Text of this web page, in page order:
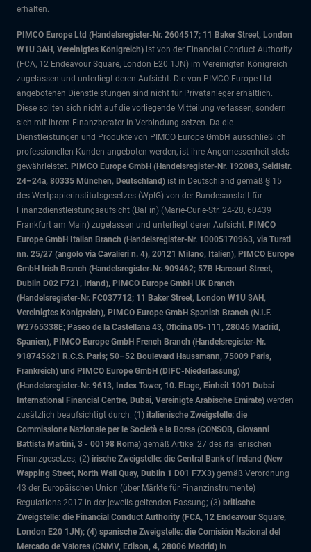
erhalten.
PIMCO Europe Ltd (Handelsregister-Nr. 2604517; 11 Baker Street, London
W1U 3AH, Vereinigtes Königreich) ist von der Financial Conduct Authority
(FCA, 12 Endeavour Square, London E20 1JN) im Vereinigten Königreich
zugelassen und unterliegt deren Aufsicht. Die von PIMCO Europe Ltd
angebotenen Dienstleistungen sind nicht für Privatanleger erhältlich.
Diese sollten sich nicht auf die vorliegende Mitteilung verlassen, sondern
sich mit ihrem Finanzberater in Verbindung setzen. Da die
Dienstleistungen und Produkte von PIMCO Europe GmbH ausschließlich
professionellen Kunden angeboten werden, ist ihre Angemessenheit stets
gewährleistet. PIMCO Europe GmbH (Handelsregister-Nr. 192083, Seidlstr.
24–24a, 80335 München, Deutschland) ist in Deutschland gemäß § 15
des Wertpapierinstitutsgesetzes (WpIG) von der Bundesanstalt für
Finanzdienstleistungsaufsicht (BaFin) (Marie-Curie-Str. 24-28, 60439
Frankfurt am Main) zugelassen und unterliegt deren Aufsicht. PIMCO
Europe GmbH Italian Branch (Handelsregister-Nr. 10005170963, via Turati
nn. 25/27 (angolo via Cavalieri n. 4), 20121 Milano, Italien), PIMCO Europe
GmbH Irish Branch (Handelsregister-Nr. 909462; 57B Harcourt Street,
Dublin D02 F721, Irland), PIMCO Europe GmbH UK Branch
(Handelsregister-Nr. FC037712; 11 Baker Street, London W1U 3AH,
Vereinigtes Königreich), PIMCO Europe GmbH Spanish Branch (N.I.F.
W2765338E; Paseo de la Castellana 43, Oficina 05-111, 28046 Madrid,
Spanien), PIMCO Europe GmbH French Branch (Handelsregister-Nr.
918745621 R.C.S. Paris; 50–52 Boulevard Haussmann, 75009 Paris,
Frankreich) und PIMCO Europe GmbH (DIFC-Niederlassung)
(Handelsregister-Nr. 9613, Index Tower, 10. Etage, Einheit 1001 Dubai
International Financial Centre, Dubai, Vereinigte Arabische Emirate) werden
zusätzlich beaufsichtigt durch: (1) italienische Zweigstelle: die
Commissione Nazionale per le Società e la Borsa (CONSOB, Giovanni
Battista Martini, 3 - 00198 Roma) gemäß Artikel 27 des italienischen
Finanzgesetzes; (2) irische Zweigstelle: die Central Bank of Ireland (New
Wapping Street, North Wall Quay, Dublin 1 D01 F7X3) gemäß Verordnung
43 der Europäischen Union (über Märkte für Finanzinstrumente)
Regulations 2017 in der jeweils geltenden Fassung; (3) britische
Zweigstelle: die Financial Conduct Authority (FCA, 12 Endeavour Square,
London E20 1JN); (4) spanische Zweigstelle: die Comisión Nacional del
Mercado de Valores (CNMV, Edison, 4, 28006 Madrid) in